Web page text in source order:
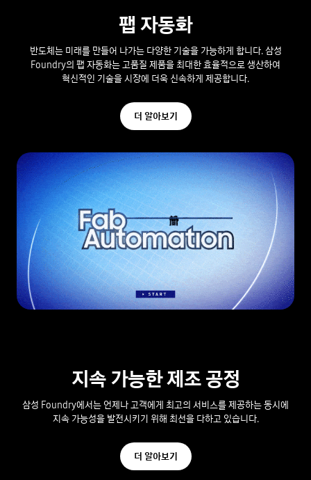
팹 자동화
반도체는 미래를 만들어 나가는 다양한 기술을 가능하게 합니다. 삼성
Foundry의 팹 자동화는 고품질 제품을 최대한 효율적으로 생산하여
혁신적인 기술을 시장에 더욱 신속하게 제공합니다.
더 알아보기
지속 가능한 제조 공정
삼성 Foundry에서는 언제나 고객에게 최고의 서비스를 제공하는 동시에
지속 가능성을 발전시키기 위해 최선을 다하고 있습니다.
더 알아보기